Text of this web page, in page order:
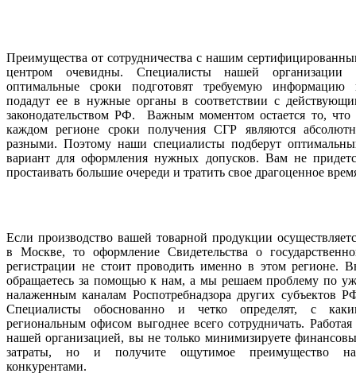
Преимущества от сотрудничества с нашим
центром очевидны. Специалисты нашей организации
оптимальные сроки подготовят требуемую информацию
подадут ее в нужные органы в соответствии с
законодательством РФ. Важным моментом остается то, что
каждом регионе сроки получения СГР являются
разными. Поэтому наши специалисты подберут
вариант для оформления нужных допусков. Вам не
простаивать большие очереди и тратить свое драгоценное
Если производство вашей товарной продукции
в Москве, то оформление Свидетельства о
регистрации не стоит проводить именно в этом регионе.
обращаетесь за помощью к нам, а мы решаем проблему по
налаженным каналам Роспотребнадзора других субъектов
Специалисты обоснованно и четко определят, с
региональным офисом выгоднее всего сотрудничать. Работая
нашей организацией, вы не только минимизируете
затраты, но и получите ощутимое преимущество
конкурентами.